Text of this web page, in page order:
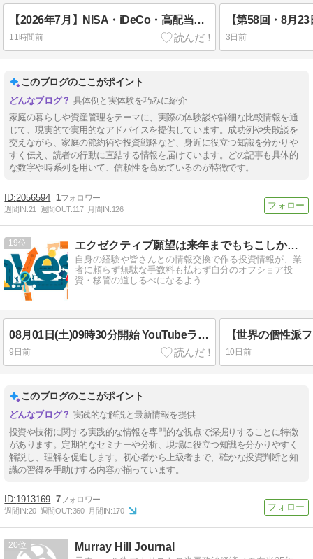
【2026年7月】NISA・iDeCo・高配当株運用報告｜高配当株は続伸、iDeCoはやや軟調
11時間前 3日前
このブログのここがポイント
具体例と実体験を巧みに紹介
家庭の暮らしや資産管理をテーマに、実際の体験談や詳細な比較情報を通
じて、現実的で実用的なアドバイスを提供しています。成功例や失敗談を
交えながら、家庭の節約術や投資戦略など、身近に役立つ知識を分かりや
すく伝え、読者の行動に直結する情報を届けています。どの記事も具体的
な数字や時系列を用いて、信頼性を高めているのが特徴です。
2056594 1
週間IN:21 週間OUT:117 月間IN:126
19 エクゼクティブ願望は来年までもちこしか？海外投資調査記録
自身の経験や皆さんとの情報交換で作る投資情報が、業
者に頼らず無駄な手数料も払わず自分のオフショア投
資・移管の道しるべになるよう
08月01日(土)09時30分開始 YouTubeライブ配信 グローバルファンドの最前線！16年続く実践型オンライン 海外投資勉強会
9日前 10日前
このブログのここがポイント
実践的な解説と最新情報を提供
投資や技術に関する実践的な情報を専門的な視点で深掘りすることに特徴
があります。定期的なセミナーや分析、現場に役立つ知識を分かりやすく
解説し、理解を促進します。初心者から上級者まで、確かな投資判断と知
識の習得を手助けする内容が揃っています。
1913169 7
週間IN:20 週間OUT:360 月間IN:170
20 Murray Hill Journal